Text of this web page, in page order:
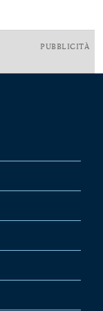
PUBBLICITÀ